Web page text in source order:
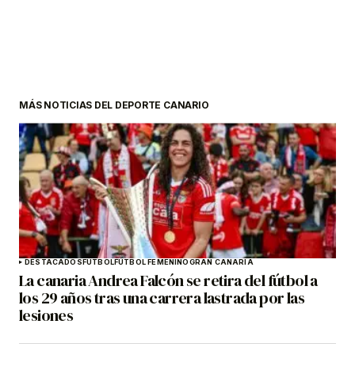
MÁS NOTICIAS DEL DEPORTE CANARIO
DESTACADOS FÚTBOLFÚTBOL FEMENINOGRAN CANARIA
La canaria Andrea Falcón se retira del fútbol a
los 29 años tras una carrera lastrada por las
lesiones